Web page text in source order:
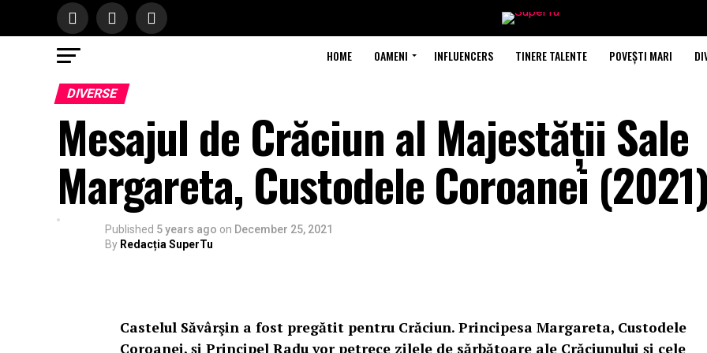
HOME OAMENI INFLUENCERS TINERE TALENTE POVEȘTI MARI
DIVERSE
Mesajul de Crăciun al Majestății Sale
Margareta, Custodele Coroanei (2021)
Published 5 years ago on December 25, 2021
By Redacția SuperTu
Castelul Săvârşin a fost pregătit pentru Crăciun. Principesa Margareta, Custodele
Coroanei, și Principel Radu vor petrece zilele de sărbătoare ale Crăciunului și cele